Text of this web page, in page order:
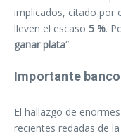
implicados, citado por
lleven el escaso 5 %.
ganar plata“.
Importante
El hallazgo de
recientes redadas de